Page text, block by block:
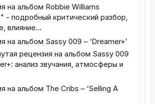
на альбом Robbie Williams
- подробный критический разбор,
влияние...
на альбом Sassy 009 – ‘Dreamer+’
рецензия на альбом Sassy 009
анализ звучания, атмосферы и
на альбом The Cribs – ‘Selling A